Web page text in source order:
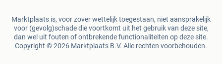
Marktplaats is, voor zover wettelijk toegestaan, niet aansprakelijk
voor (gevolg)schade die voortkomt uit het gebruik van deze site,
dan wel uit fouten of ontbrekende functionaliteiten op deze site.
Copyright © 2026 Marktplaats B.V. Alle rechten voorbehouden.